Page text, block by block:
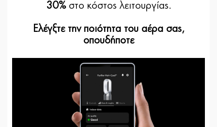
30%στο κόστος λειτουργίας.
Ελέγξτε την ποιότητα του αέρα σας,
οπουδήποτε